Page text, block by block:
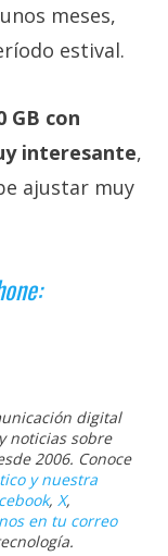
meses,
estival.
GB con
interesante,
ajustar muy
digital
noticias sobre
2006. Conoce
y nuestra
, X,
en tu correo